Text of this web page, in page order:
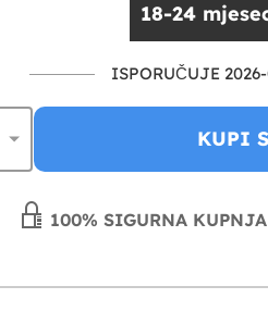
18-24
ISPORUČUJE
KUPI
100% SIGURNA